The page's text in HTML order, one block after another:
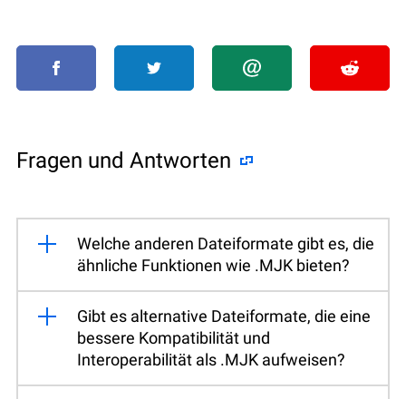
Fragen und Antworten
Welche anderen Dateiformate gibt es, die
ähnliche Funktionen wie .MJK bieten?
Gibt es alternative Dateiformate, die eine
bessere Kompatibilität und
Interoperabilität als .MJK aufweisen?